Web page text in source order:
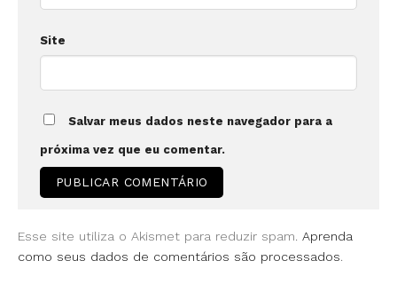
Site
Salvar meus dados neste navegador para a
próxima vez que eu comentar.
Esse site utiliza o Akismet para reduzir spam. Aprenda
como seus dados de comentários são processados